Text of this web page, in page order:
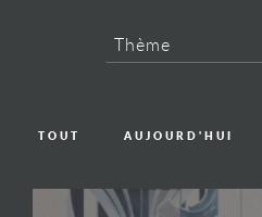
Thème
TOUT AUJOURD'HUI
Voir l'événement